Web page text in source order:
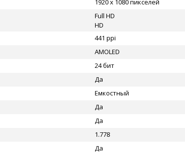
1920 x 1080 пикселей
Full HD
HD
441 ppi
AMOLED
24 бит
Да
Емкостный
Да
Да
1.778
Да